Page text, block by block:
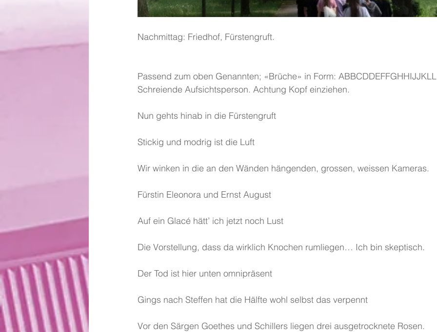
Nachmittag: Friedhof, Fürstengruft.
Passend zum oben Genannten; «Brüche» in Form: ABBCDDEFFGHHIJJKLL
Schreiende Aufsichtsperson. Achtung Kopf einziehen.
Nun gehts hinab in die Fürstengruft
Stickig und modrig ist die Luft
Wir winken in die an den Wänden hängenden, grossen, weissen Kameras.
Fürstin Eleonora und Ernst August
Auf ein Glacé hätt’ ich jetzt noch Lust
Die Vorstellung, dass da wirklich Knochen rumliegen… Ich bin skeptisch.
Der Tod ist hier unten omnipräsent
Gings nach Steffen hat die Hälfte wohl selbst das verpennt
Vor den Särgen Goethes und Schillers liegen drei ausgetrocknete Rosen.